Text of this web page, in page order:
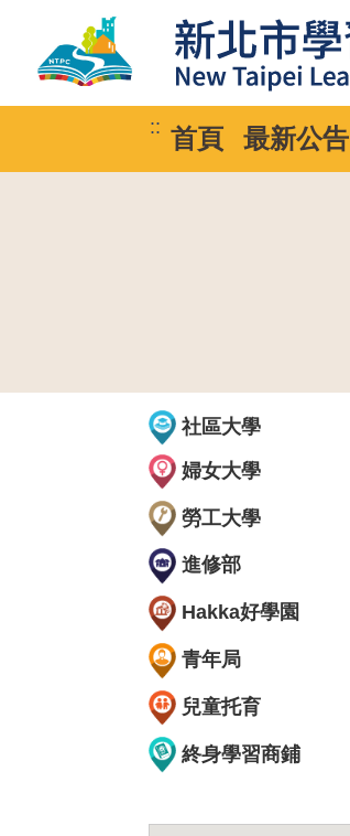
:: 首頁 最新公告
社區大學
婦女大學
勞工大學
進修部
Hakka好學園
青年局
兒童托育
終身學習商鋪